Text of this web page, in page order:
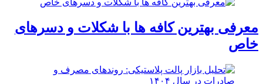
معرفی بهترین کافه ها با شکلات و دسرهای
خاص